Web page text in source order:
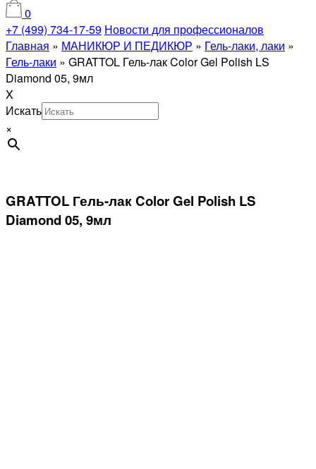
0
+7 (499) 734-17-59 Новости для профессионалов
Главная » МАНИКЮР И ПЕДИКЮР » Гель-лаки, лаки »
Гель-лаки » GRATTOL Гель-лак Color Gel Polish LS
Diamond 05, 9мл
X
Искать
×
GRATTOL Гель-лак Color Gel Polish LS
Diamond 05, 9мл